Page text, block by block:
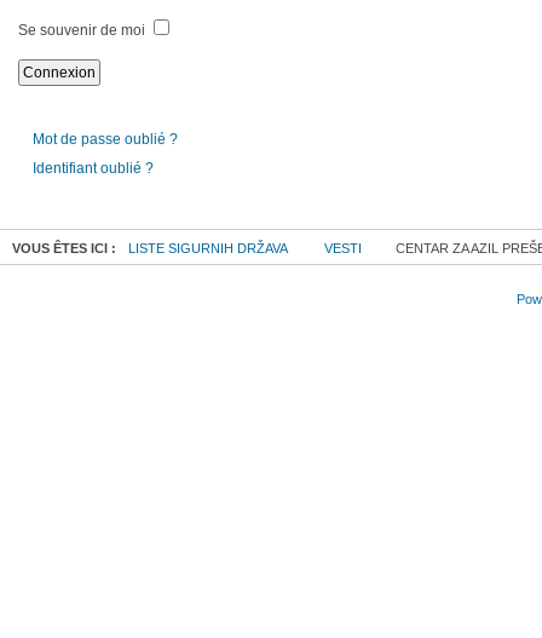
Se souvenir de moi
Mot de passe oublié ?
Identifiant oublié ?
VOUS ÊTES ICI : LISTE SIGURNIH DRŽAVA VESTI CENTAR ZA AZIL